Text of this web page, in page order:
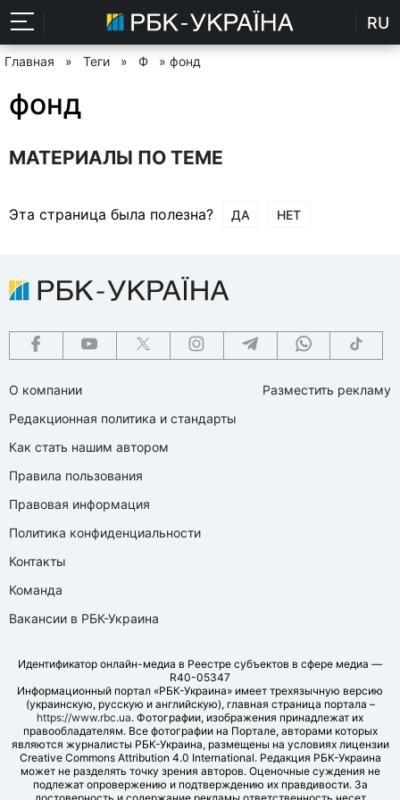
RU
Главная » Теги » Ф » фонд
фонд
МАТЕРИАЛЫ ПО ТЕМЕ
Эта страница была полезна? ДА НЕТ
О компании
Редакционная политика и стандарты
Как стать нашим автором
Правила пользования
Правовая информация
Политика конфиденциальности
Контакты
Команда
Вакансии в РБК-Украина
Разместить рекламу
Идентификатор онлайн-медиа в Реестре субъектов в сфере медиа —
R40-05347
Информационный портал «РБК-Украина» имеет трехязычную версию
(украинскую, русскую и английскую), главная страница портала –
https://www.rbc.ua. Фотографии, изображения принадлежат их
правообладателям. Все фотографии на Портале, авторами которых
являются журналисты РБК-Украина, размещены на условиях лицензии
Creative Commons Attribution 4.0 International. Редакция РБК-Украина
может не разделять точку зрения авторов. Оценочные суждения не
подлежат опровержению и подтверждению их правдивости. За